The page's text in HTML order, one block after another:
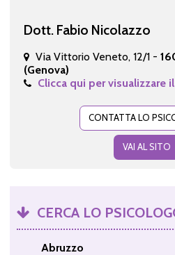
Dott. Fabio Nicolazzo
Via Vittorio Veneto, 12/1 -
(Genova)
Clicca qui per visualizzare
CONTATTA LO
VAI AL SITO
CERCA LO
Abruzzo